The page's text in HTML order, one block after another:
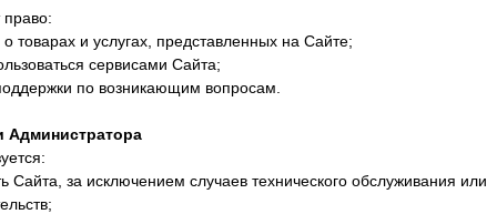
право:
товарах и услугах, представленных на Сайте;
сервисами Сайта;
по возникающим вопросам.
Администратора
Сайта, за исключением случаев технического обслуживания или